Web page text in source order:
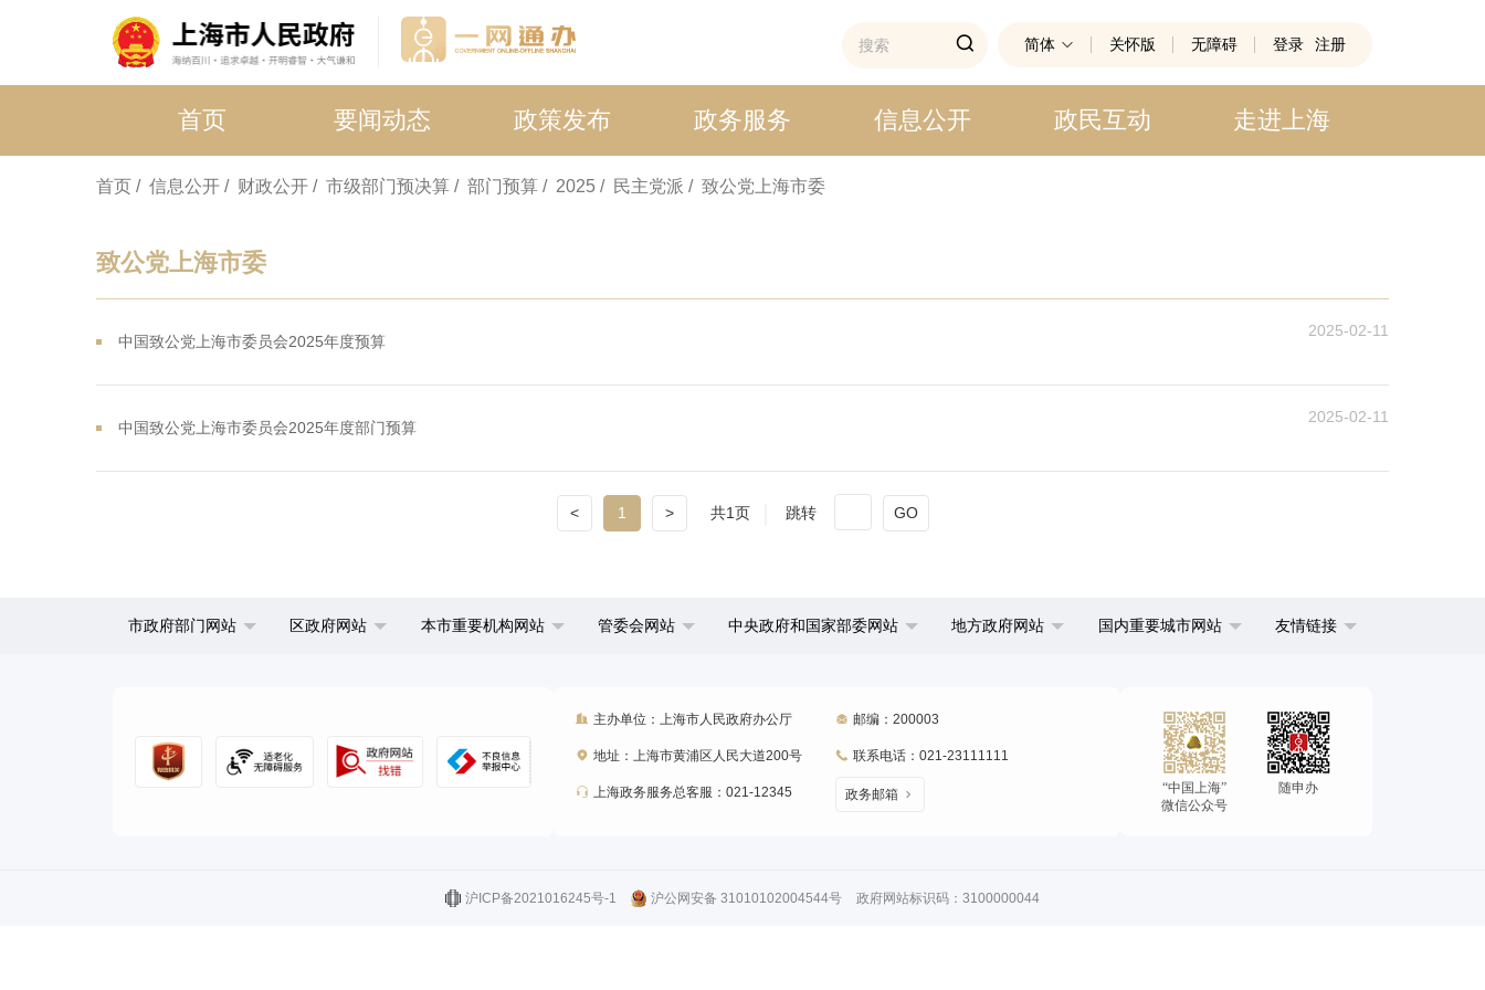
简体 关怀版 无障碍 登录 注册
首页 要闻动态 政策发布 政务服务 信息公开 政民互动 走进上海
首页 / 信息公开 / 财政公开 / 市级部门预决算 / 部门预算 / 2025 / 民主党派 / 致公党上海市委
致公党上海市委
中国致公党上海市委员会2025年度预算
2025-02-11
中国致公党上海市委员会2025年度部门预算
2025-02-11
< 1 > 共1页 跳转 GO
市政府部门网站 区政府网站 本市重要机构网站 管委会网站 中央政府和国家部委网站 地方政府网站 国内重要城市网站 友情链接
主办单位：上海市人民政府办公厅
地址：上海市黄浦区人民大道200号
上海政务服务总客服：021-12345
邮编：200003
联系电话：021-23111111
政务邮箱
“中国上海”
微信公众号
随申办
沪ICP备2021016245号-1 沪公网安备 31010102004544号 政府网站标识码：3100000044